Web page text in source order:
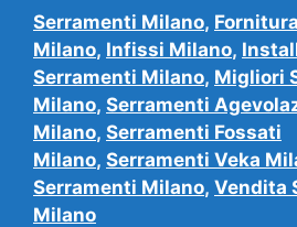
Serramenti Milano,
Milano, Infissi Milano,
Serramenti Milano, Migliori
Milano, Serramenti
Milano, Serramenti Fossati
Milano, Serramenti Veka
Serramenti Milano, Vendita
Milano